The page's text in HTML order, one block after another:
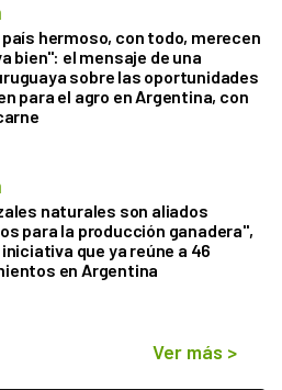
hermoso, con todo, merecen
bien": el mensaje de una
sobre las oportunidades
para el agro en Argentina, con
naturales son aliados
para la producción ganadera",
que ya reúne a 46
en Argentina
Ver más >